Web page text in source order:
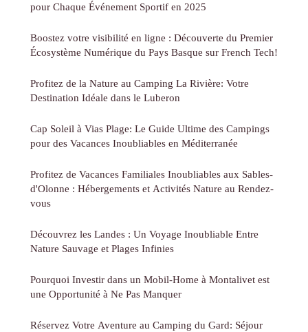
pour Chaque Événement Sportif en 2025
Boostez votre visibilité en ligne : Découverte du Premier
Écosystème Numérique du Pays Basque sur French Tech!
Profitez de la Nature au Camping La Rivière: Votre
Destination Idéale dans le Luberon
Cap Soleil à Vias Plage: Le Guide Ultime des Campings
pour des Vacances Inoubliables en Méditerranée
Profitez de Vacances Familiales Inoubliables aux Sables-
d'Olonne : Hébergements et Activités Nature au Rendez-
vous
Découvrez les Landes : Un Voyage Inoubliable Entre
Nature Sauvage et Plages Infinies
Pourquoi Investir dans un Mobil-Home à Montalivet est
une Opportunité à Ne Pas Manquer
Réservez Votre Aventure au Camping du Gard: Séjour